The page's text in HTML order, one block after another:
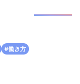
#働き方